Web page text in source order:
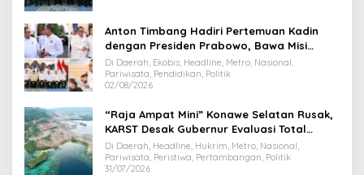
Anton Timbang Hadiri Pertemuan Kadin
dengan Presiden Prabowo, Bawa Misi
Majukan Ekonomi Sultra
Di Daerah, Ekobis, Headline, Metro, Nasional,
Pariwisata, Pendidikan, Politik
02/08/2026
“Raja Ampat Mini” Konawe Selatan Rusak,
KARST Desak Gubernur Evaluasi Total
Dispar Sultra
Di Daerah, Headline, Hukrim, Metro, Nasional,
Pariwisata, Peristiwa, Pertambangan, Politik
31/07/2026